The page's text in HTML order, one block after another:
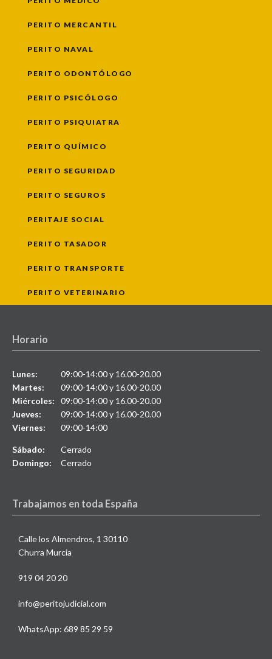
PERITO MERCANTIL
PERITO NAVAL
PERITO ODONTÓLOGO
PERITO PSICÓLOGO
PERITO PSIQUIATRA
PERITO QUÍMICO
PERITO SEGURIDAD
PERITO SEGUROS
PERITAJE SOCIAL
PERITO TASADOR
PERITO TRANSPORTE
PERITO VETERINARIO
Horario
Lunes:
09:00-14:00 y 16.00-20.00
Martes:
09:00-14:00 y 16.00-20.00
Miércoles:
09:00-14:00 y 16.00-20.00
Jueves:
09:00-14:00 y 16.00-20.00
Viernes:
09:00-14:00
Sábado:
Cerrado
Domingo:
Cerrado
Trabajamos en toda España
Calle los Almendros, 1 30110
Churra Murcia
919 04 20 20
info@peritojudicial.com
WhatsApp: 689 85 29 59